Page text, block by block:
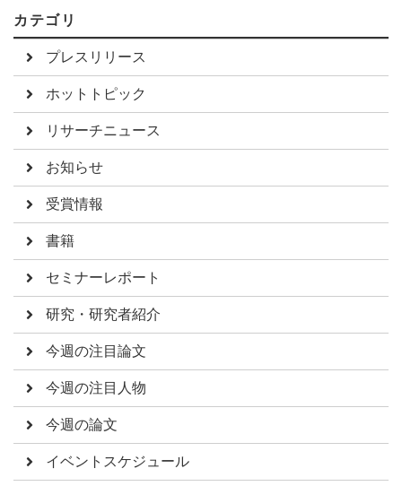
カテゴリ
プレスリリース
ホットトピック
リサーチニュース
お知らせ
受賞情報
書籍
セミナーレポート
研究・研究者紹介
今週の注目論文
今週の注目人物
今週の論文
イベントスケジュール